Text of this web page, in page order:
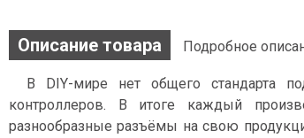
Описание товара Подробное
В DIY-мире нет общего стандарта
контроллеров. В итоге каждый
разнообразные разъёмы на свою